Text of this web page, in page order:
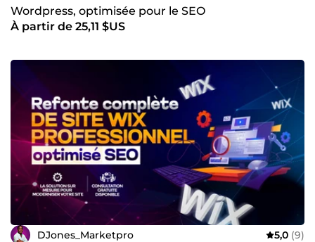
couverts par l'assurance ComeUp via Hiscox. ☎️ Contactez-
moi dès maintenant pour discuter de vos projets et bâtir
votre succès en ligne. Au plaisir de collaborer avec vous !
VISIWEB SERVICE.
Wordpress, optimisée pour le SEO
À partir de 25,11 $US
DJones_Marketpro 5,0 (9)